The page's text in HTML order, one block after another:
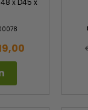
x D45 x